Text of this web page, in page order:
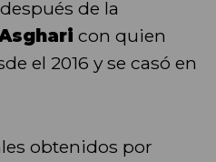
de la
con quien
el 2016 y se casó en
obtenidos por